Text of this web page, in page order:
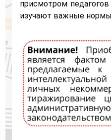
присмотром
изучают важные нормы